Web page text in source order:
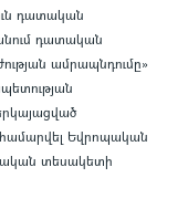
դատական
դատական
ամրապնդումը»
Եվրոպական
տեսակետի